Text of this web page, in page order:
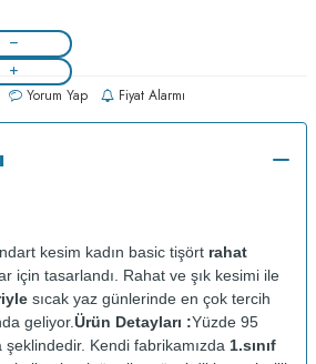
Yorum Yap Fiyat Alarmı
kesim kadın basic tişört rahat
için tasarlandı. Rahat ve şık kesimi ile
sıcak yaz günlerinde en çok tercih
geliyor.Ürün Detayları :Yüzde 95
Kendi fabrikamızda 1.sınıf